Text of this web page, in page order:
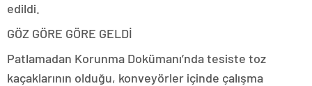
edildi.
GÖZ GÖRE GÖRE GELDİ
Patlamadan Korunma Dokümanı’nda tesiste toz
kaçaklarının olduğu, konveyörler içinde çalışma